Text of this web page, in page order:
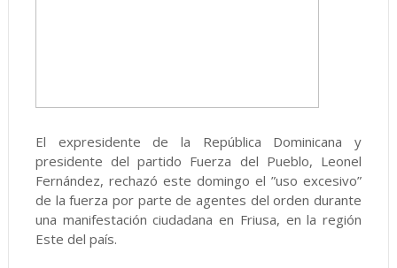
El expresidente de la República Dominicana y
presidente del partido Fuerza del Pueblo, Leonel
Fernández, rechazó este domingo el ”uso excesivo”
de la fuerza por parte de agentes del orden durante
una manifestación ciudadana en Friusa, en la región
Este del país.